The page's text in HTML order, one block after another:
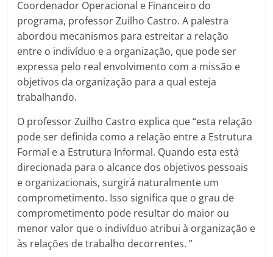
Coordenador Operacional e Financeiro do
programa, professor Zuilho Castro. A palestra
abordou mecanismos para estreitar a relação
entre o indivíduo e a organização, que pode ser
expressa pelo real envolvimento com a missão e
objetivos da organização para a qual esteja
trabalhando.
O professor Zuilho Castro explica que “esta relação
pode ser definida como a relação entre a Estrutura
Formal e a Estrutura Informal. Quando esta está
direcionada para o alcance dos objetivos pessoais
e organizacionais, surgirá naturalmente um
comprometimento. Isso significa que o grau de
comprometimento pode resultar do maior ou
menor valor que o indivíduo atribui à organização e
às relações de trabalho decorrentes. ”